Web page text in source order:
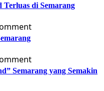
di Semarang
Semarang yang Semakin